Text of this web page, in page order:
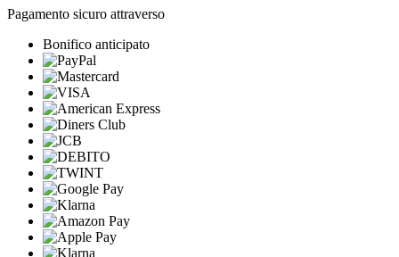
Pagamento sicuro attraverso
Bonifico anticipato